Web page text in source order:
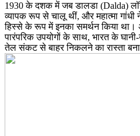
1930 के दशक में जब डालडा (Dalda)
व्यापक रूप से चालू थीं, और महात्मा गांधी
हिस्से के रूप में इनका समर्थन किया था।
पारंपरिक उपयोगों के साथ, भारत के
तेल संकट से बाहर निकलने का रास्ता